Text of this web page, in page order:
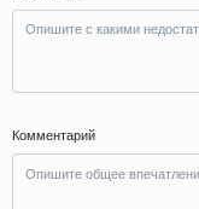
Комментарий